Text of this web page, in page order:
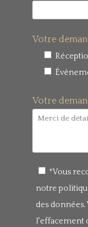
Votre
Votre
*Vous
notre
des
l'effacement